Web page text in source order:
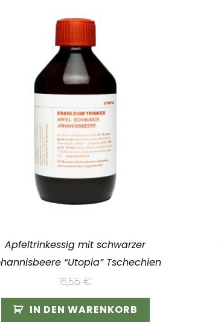
Apfeltrinkessig mit schwarzer
“Utopia” Tschechien
16,55€
IN DEN WARENKORB